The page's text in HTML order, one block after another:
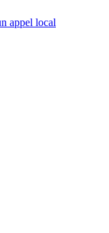
appel local